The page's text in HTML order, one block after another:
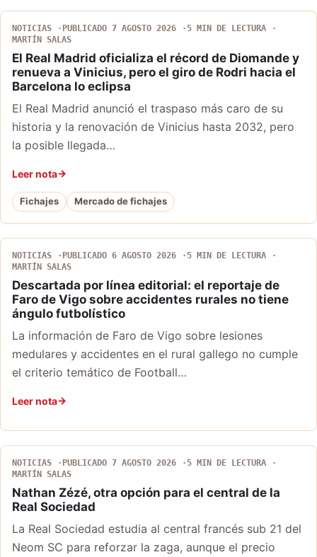
NOTICIAS PUBLICADO 7 AGOSTO 2026
5 MIN DE LECTURA
MARTÍN SALAS
El Real Madrid oficializa el récord de Diomande y
renueva a Vinicius, pero el giro de Rodri hacia el
Barcelona lo eclipsa
El Real Madrid anunció el traspaso más caro de su
historia y la renovación de Vinicius hasta 2032, pero
la posible llegada…
Leer nota
Fichajes Mercado de fichajes
NOTICIAS PUBLICADO 6 AGOSTO 2026
5 MIN DE LECTURA
MARTÍN SALAS
Descartada por línea editorial: el reportaje de
Faro de Vigo sobre accidentes rurales no tiene
ángulo futbolístico
La información de Faro de Vigo sobre lesiones
medulares y accidentes en el rural gallego no cumple
el criterio temático de Football…
Leer nota
NOTICIAS PUBLICADO 7 AGOSTO 2026
5 MIN DE LECTURA
MARTÍN SALAS
Nathan Zézé, otra opción para el central de la
Real Sociedad
La Real Sociedad estudia al central francés sub 21 del
Neom SC para reforzar la zaga, aunque el precio